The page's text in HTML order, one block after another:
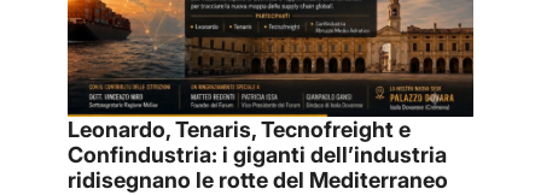
Leonardo, Tenaris, Tecnofreight e
Confindustria: i giganti dell’industria
ridisegnano le rotte del Mediterraneo